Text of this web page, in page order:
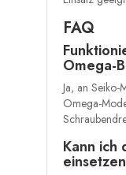
FAQ
Omega-
Ja, an Seiko-
Omega-
Kann ich